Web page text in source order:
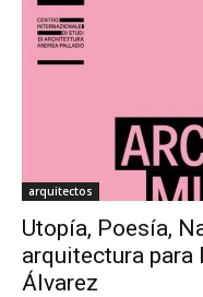
arquitectos
Utopía, Poesía,
arquitectura para
Álvarez